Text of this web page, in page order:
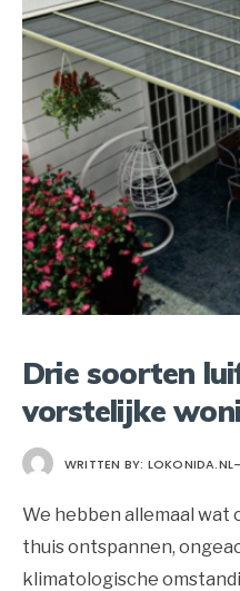
Drie soorten
vorstelijke
WRITTEN BY:
We hebben allemaal
thuis ontspannen,
klimatologische